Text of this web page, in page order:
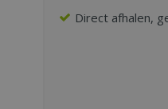
Direct afhalen,